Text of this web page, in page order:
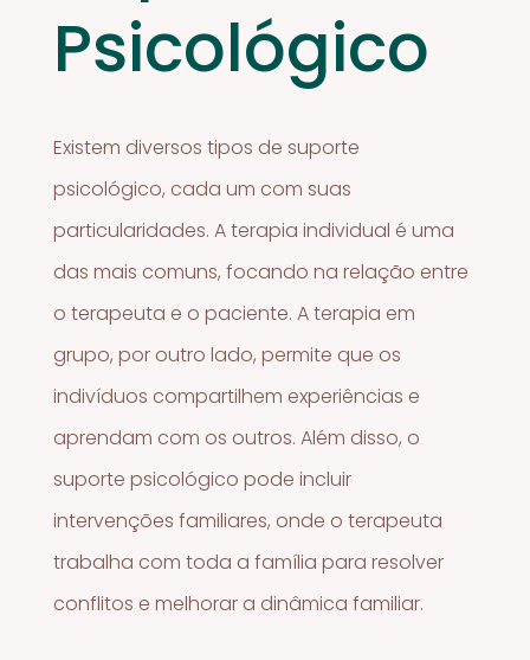
Psicológico
Existem diversos tipos de suporte
psicológico, cada um com suas
particularidades. A terapia individual é uma
das mais comuns, focando na relação entre
o terapeuta e o paciente. A terapia em
grupo, por outro lado, permite que os
indivíduos compartilhem experiências e
aprendam com os outros. Além disso, o
suporte psicológico pode incluir
intervenções familiares, onde o terapeuta
trabalha com toda a família para resolver
conflitos e melhorar a dinâmica familiar.